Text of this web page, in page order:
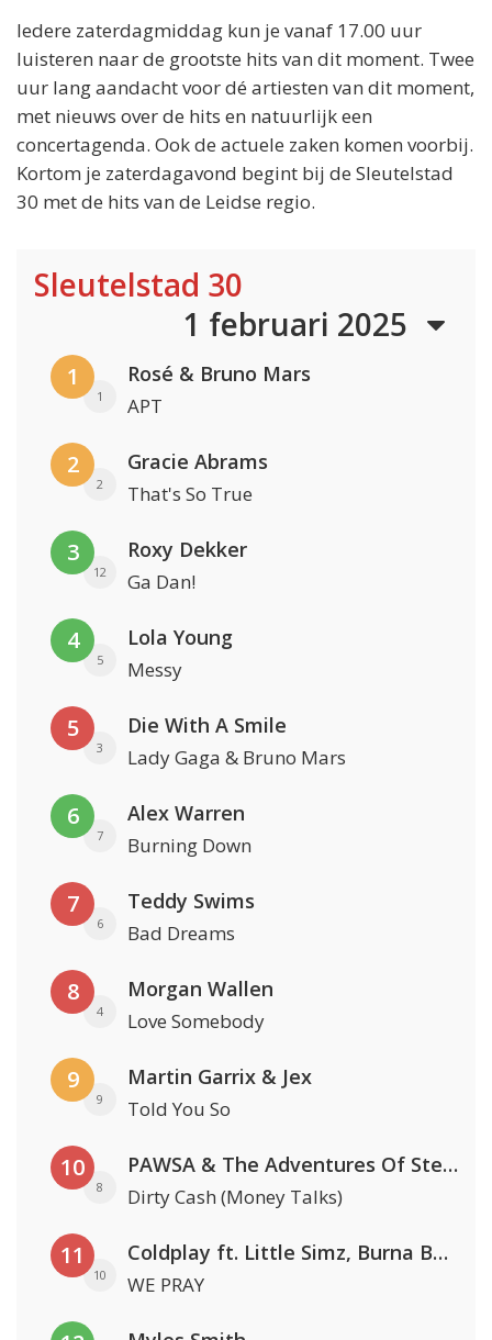
Iedere zaterdagmiddag kun je vanaf 17.00 uur
luisteren naar de grootste hits van dit moment. Twee
uur lang aandacht voor dé artiesten van dit moment,
met nieuws over de hits en natuurlijk een
concertagenda. Ook de actuele zaken komen voorbij.
Kortom je zaterdagavond begint bij de Sleutelstad
30 met de hits van de Leidse regio.
Sleutelstad 30
1 februari 2025
1
1
Rosé & Bruno Mars
APT
2
2
Gracie Abrams
That's So True
3
12
Roxy Dekker
Ga Dan!
4
5
Lola Young
Messy
5
3
Die With A Smile
Lady Gaga & Bruno Mars
6
7
Alex Warren
Burning Down
7
6
Teddy Swims
Bad Dreams
8
4
Morgan Wallen
Love Somebody
9
9
Martin Garrix & Jex
Told You So
10
8
PAWSA & The Adventures Of Stevie V
Dirty Cash (Money Talks)
11
10
Coldplay ft. Little Simz, Burna Boy, Elyanna & Tini
WE PRAY